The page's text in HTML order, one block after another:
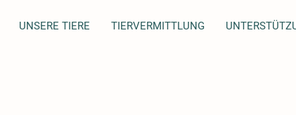
UNSERE TIERE TIERVERMITTLUNG